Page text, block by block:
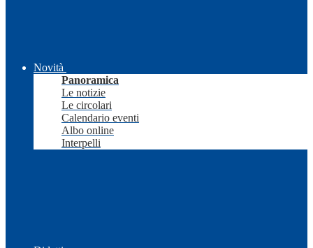
Novità
Panoramica
Le notizie
Le circolari
Calendario eventi
Albo online
Interpelli